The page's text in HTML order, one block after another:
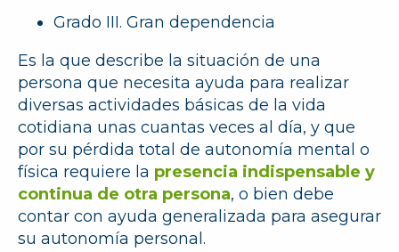
Grado III. Gran dependencia
Es la que describe la situación de una
persona que necesita ayuda para realizar
diversas actividades básicas de la vida
cotidiana unas cuantas veces al día, y que
por su pérdida total de autonomía mental o
física requiere la presencia indispensable y
continua de otra persona, o bien debe
contar con ayuda generalizada para asegurar
su autonomía personal.